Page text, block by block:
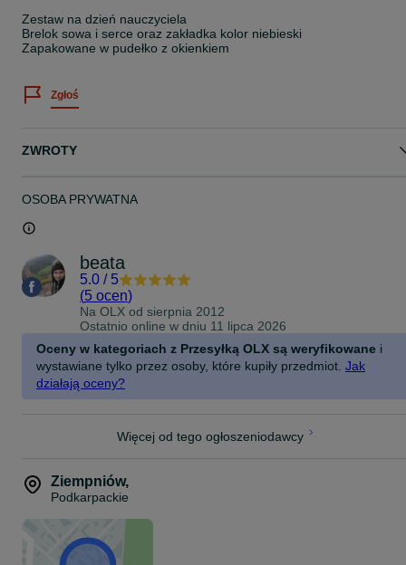
Zestaw na dzień nauczyciela
Brelok sowa i serce oraz zakładka kolor niebieski
Zapakowane w pudełko z okienkiem
Zgłoś
ZWROTY
OSOBA PRYWATNA
beata
5.0 / 5
(5 ocen)
Na OLX od sierpnia 2012
Ostatnio online w dniu 11 lipca 2026
Oceny w kategoriach z Przesyłką OLX są weryfikowane i
wystawiane tylko przez osoby, które kupiły przedmiot. Jak
działają oceny?
Więcej od tego ogłoszeniodawcy
Ziempniów,
Podkarpackie